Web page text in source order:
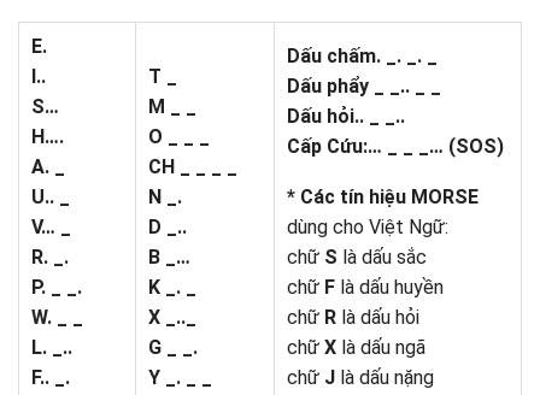
E.
I..
S…
H….
A. _
U.. _
V… _
R. _.
P. _ _.
W. _ _
L. _..
F.. _.
T _
M _ _
O _ _ _
CH _ _ _ _
N _.
D _..
B _…
K _. _
X _.._
G _ _.
Y _. _ _
Dấu chấm. _. _. _
Dấu phẩy _ _.. _ _
Dấu hỏi.. _ _..
Cấp Cứu:… _ _ _… (SOS)
* Các tín hiệu MORSE
dùng cho Việt Ngữ:
chữ S là dấu sắc
chữ F là dấu huyền
chữ R là dấu hỏi
chữ X là dấu ngã
chữ J là dấu nặng